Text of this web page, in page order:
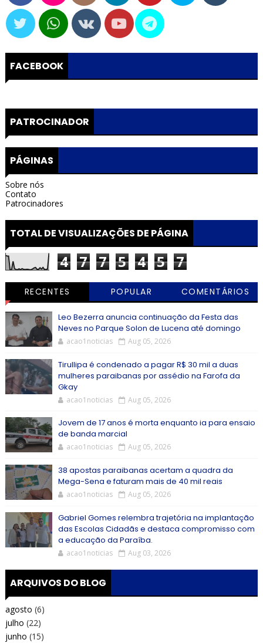
FACEBOOK
PATROCINADOR
PÁGINAS
Sobre nós
Contato
Patrocinadores
TOTAL DE VISUALIZAÇÕES DE PÁGINA
4 7 7 5 4 5 7
RECENTES POPULAR COMENTÁRIOS
Leo Bezerra anuncia continuação da Festa das
Neves no Parque Solon de Lucena até domingo
acao1noticias Aug 05, 2026
Tirullipa é condenado a pagar R$ 30 mil a duas
mulheres paraibanas por assédio na Farofa da
Gkay
acao1noticias Aug 05, 2026
Jovem de 17 anos é morta enquanto ia para ensaio
de banda marcial
acao1noticias Aug 05, 2026
38 apostas paraibanas acertam a quadra da
Mega-Sena e faturam mais de 40 mil reais
acao1noticias Aug 05, 2026
Gabriel Gomes relembra trajetória na implantação
das Escolas Cidadãs e destaca compromisso com
a educação da Paraíba.
acao1noticias Aug 03, 2026
ARQUIVOS DO BLOG
agosto (6)
julho (22)
junho (15)